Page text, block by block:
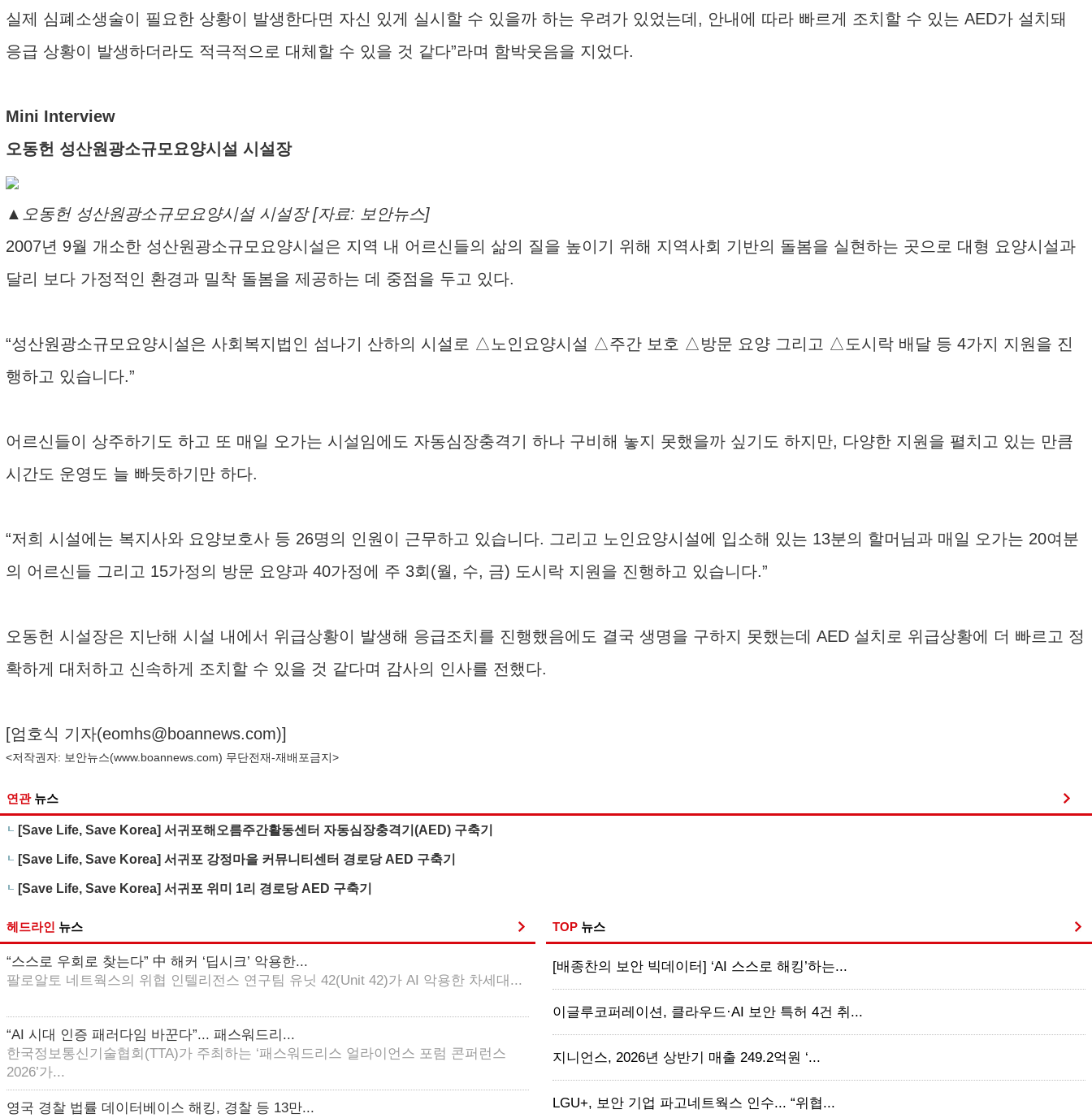
실제 심폐소생술이 필요한 상황이 발생한다면 자신 있게 실시할 수 있을까 하는 우려가 있었는데, 안내에 따라 빠르게 조치할 수 있는 AED가 설치돼
응급 상황이 발생하더라도 적극적으로 대체할 수 있을 것 같다”라며 함박웃음을 지었다.
Mini Interview
오동헌 성산원광소규모요양시설 시설장
▲오동헌 성산원광소규모요양시설 시설장 [자료: 보안뉴스]
2007년 9월 개소한 성산원광소규모요양시설은 지역 내 어르신들의 삶의 질을 높이기 위해 지역사회 기반의 돌봄을 실현하는 곳으로 대형 요양시설과
달리 보다 가정적인 환경과 밀착 돌봄을 제공하는 데 중점을 두고 있다.
“성산원광소규모요양시설은 사회복지법인 섬나기 산하의 시설로 △노인요양시설 △주간 보호 △방문 요양 그리고 △도시락 배달 등 4가지 지원을 진
행하고 있습니다.”
어르신들이 상주하기도 하고 또 매일 오가는 시설임에도 자동심장충격기 하나 구비해 놓지 못했을까 싶기도 하지만, 다양한 지원을 펼치고 있는 만큼
시간도 운영도 늘 빠듯하기만 하다.
“저희 시설에는 복지사와 요양보호사 등 26명의 인원이 근무하고 있습니다. 그리고 노인요양시설에 입소해 있는 13분의 할머님과 매일 오가는 20여분
의 어르신들 그리고 15가정의 방문 요양과 40가정에 주 3회(월, 수, 금) 도시락 지원을 진행하고 있습니다.”
오동헌 시설장은 지난해 시설 내에서 위급상황이 발생해 응급조치를 진행했음에도 결국 생명을 구하지 못했는데 AED 설치로 위급상황에 더 빠르고 정
확하게 대처하고 신속하게 조치할 수 있을 것 같다며 감사의 인사를 전했다.
[엄호식 기자(eomhs@boannews.com)]
<저작권자: 보안뉴스(www.boannews.com) 무단전재-재배포금지>
연관 뉴스
[Save Life, Save Korea] 서귀포해오름주간활동센터 자동심장충격기(AED) 구축기
[Save Life, Save Korea] 서귀포 강정마을 커뮤니티센터 경로당 AED 구축기
[Save Life, Save Korea] 서귀포 위미 1리 경로당 AED 구축기
헤드라인 뉴스
“스스로 우회로 찾는다” 中 해커 ‘딥시크’ 악용한...
팔로알토 네트웍스의 위협 인텔리전스 연구팀 유닛 42(Unit 42)가 AI 악용한 차세대...
“AI 시대 인증 패러다임 바꾼다”... 패스워드리...
한국정보통신기술협회(TTA)가 주최하는 ‘패스워드리스 얼라이언스 포럼 콘퍼런스
2026’가...
영국 경찰 법률 데이터베이스 해킹, 경찰 등 13만...
TOP 뉴스
[배종찬의 보안 빅데이터] ‘AI 스스로 해킹’하는...
이글루코퍼레이션, 클라우드·AI 보안 특허 4건 취...
지니언스, 2026년 상반기 매출 249.2억원 ‘...
LGU+, 보안 기업 파고네트웍스 인수... “위협...